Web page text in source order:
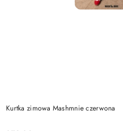
Kurtka zimowa Mashmnie czerwona